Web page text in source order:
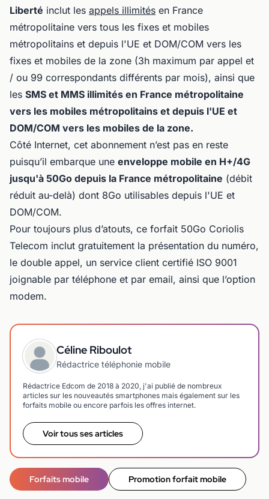
Liberté inclut les appels illimités en France
métropolitaine vers tous les fixes et mobiles
métropolitains et depuis l'UE et DOM/COM vers les
fixes et mobiles de la zone (3h maximum par appel et
/ ou 99 correspondants différents par mois), ainsi que
les SMS et MMS illimités en France métropolitaine
vers les mobiles métropolitains et depuis l'UE et
DOM/COM vers les mobiles de la zone.
Côté Internet, cet abonnement n’est pas en reste
puisqu’il embarque une enveloppe mobile en H+/4G
jusqu'à 50Go depuis la France métropolitaine (débit
réduit au-delà) dont 8Go utilisables depuis l'UE et
DOM/COM.
Pour toujours plus d’atouts, ce forfait 50Go Coriolis
Telecom inclut gratuitement la présentation du numéro,
le double appel, un service client certifié ISO 9001
joignable par téléphone et par email, ainsi que l’option
modem.
Céline Riboulot
Rédactrice téléphonie mobile
Rédactrice Edcom de 2018 à 2020, j'ai publié de nombreux
articles sur les nouveautés smartphones mais également sur les
forfaits mobile ou encore parfois les offres internet.
Voir tous ses articles
Forfaits mobile Promotion forfait mobile